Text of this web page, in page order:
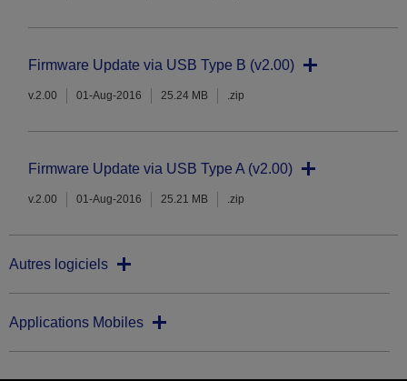
Firmware Update via USB Type B (v2.00)
v.2.00 01-Aug-2016 25.24 MB .zip
Firmware Update via USB Type A (v2.00)
v.2.00 01-Aug-2016 25.21 MB .zip
Autres logiciels
Applications Mobiles